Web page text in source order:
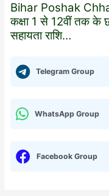
Bihar Poshak
कक्षा 1 से 12वीं तक के
सहायता राशि…
Telegram Group
WhatsApp Group
Facebook Group